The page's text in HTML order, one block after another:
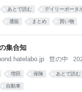
あとで読む デイリーポータ
通販 まとめ 買い物
集合知
世の中
増田 保険 あとで読む
自動車